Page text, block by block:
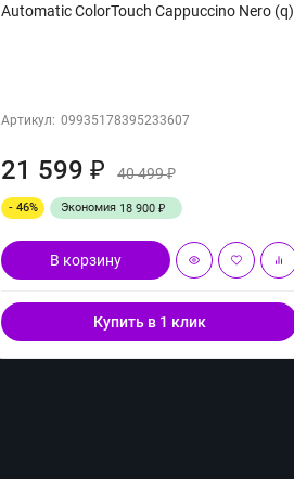
Automatic ColorTouch Cappuccino Nero (q)
Артикул: 09935178395233607
21 599₽ 40 499₽
- 46% Экономия 18 900₽
В корзину
Купить в 1 клик